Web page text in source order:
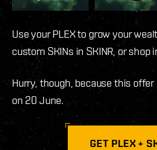
Use your PLEX to grow your
custom SKINs in SKINR, or shop
Hurry, though, because this
on 20 June.
GET PLEX +